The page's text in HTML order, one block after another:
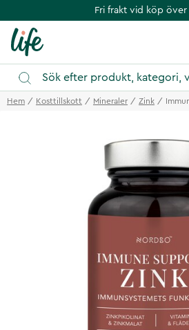
Fri frakt vid köp över
Hem Kosttillskott Mineraler Zink